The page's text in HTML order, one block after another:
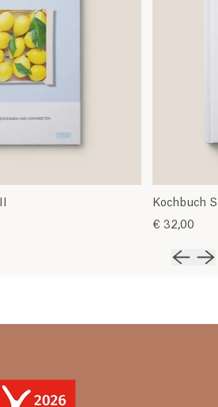
Kochbuch
€ 32,00